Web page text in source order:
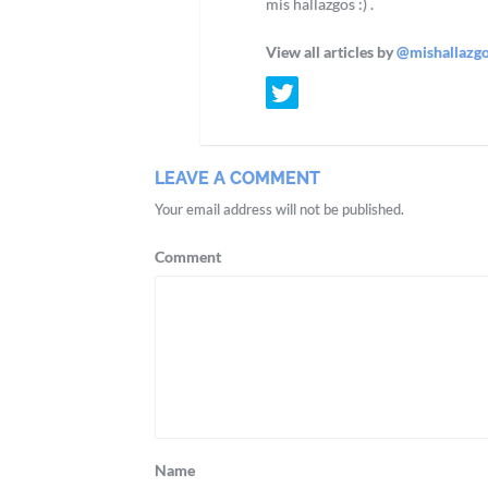
mis hallazgos :) .
View all articles by
LEAVE A COMMENT
Your email address will not be published.
Comment
Name